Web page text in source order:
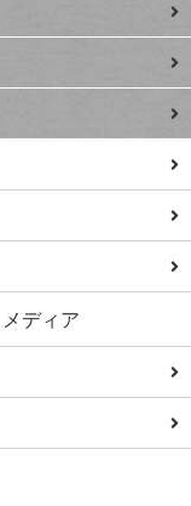
ディア